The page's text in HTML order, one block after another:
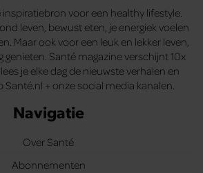
voor een healthy lifestyle.
leven, bewust eten, je energiek voelen
Maar ook voor een leuk en lekker leven,
genieten. Santé magazine verschijnt 10x
je elke dag de nieuwste verhalen en
+ onze social media kanalen.
Navigatie
Over Santé
Abonnementen